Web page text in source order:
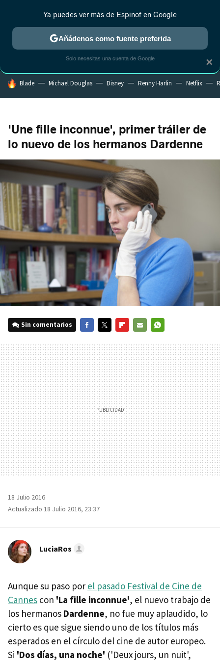
MENÚ NUEVO
ESTRENOS REALITY ANIME RANKINGS CINE
HOY SE HABLA DE
Blade Michael Douglas Disney Renny Harlin Netflix
'Une fille inconnue', primer tráiler de
lo nuevo de los hermanos Dardenne
Sin comentarios
MAIL
18 Julio 2016
Actualizado 18 Julio 2016, 23:37
LuciaRos
Aunque su paso por el pasado Festival de Cine de
Cannes con 'La fille inconnue', el nuevo trabajo de
los hermanos Dardenne, no fue muy aplaudido, lo
cierto es que sigue siendo uno de los títulos más
esperados en el círculo del cine de autor europeo.
Si 'Dos días, una noche' ('Deux jours, un nuit',
×
Ya puedes ver más de Espinof en Google
Añádenos como fuente preferida
Solo necesitas una cuenta de Google